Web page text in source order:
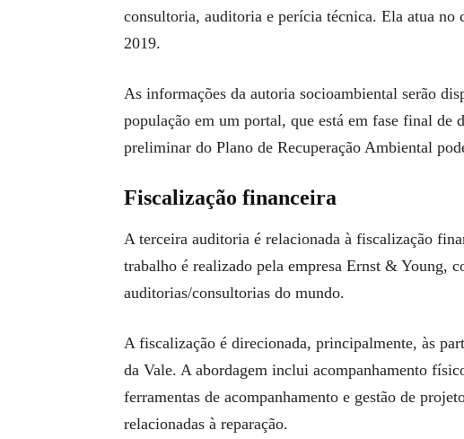
consultoria, auditoria e perícia técnica. Ela atua no
2019.
As informações da autoria socioambiental serão
população em um portal, que está em fase final de
preliminar do Plano de Recuperação Ambiental
Fiscalização financeira
A terceira auditoria é relacionada à fiscalização
trabalho é realizado pela empresa Ernst & Young,
auditorias/consultorias do mundo.
A fiscalização é direcionada, principalmente, às
da Vale. A abordagem inclui acompanhamento
ferramentas de acompanhamento e gestão de
relacionadas à reparação.